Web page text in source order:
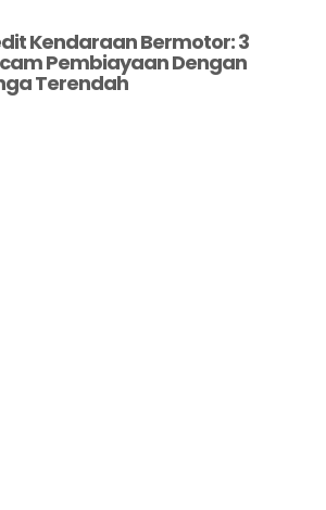
Kendaraan Bermotor: 3
Pembiayaan Dengan
Terendah